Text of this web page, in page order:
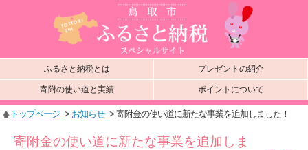
ふるさと納税とは プレゼントの紹介
寄附の使い道と実績 ポイントについて
トップページ > お知らせ > 寄附金の使い道に新たな事業を追加しました！
寄附金の使い道に新たな事業を追加しま